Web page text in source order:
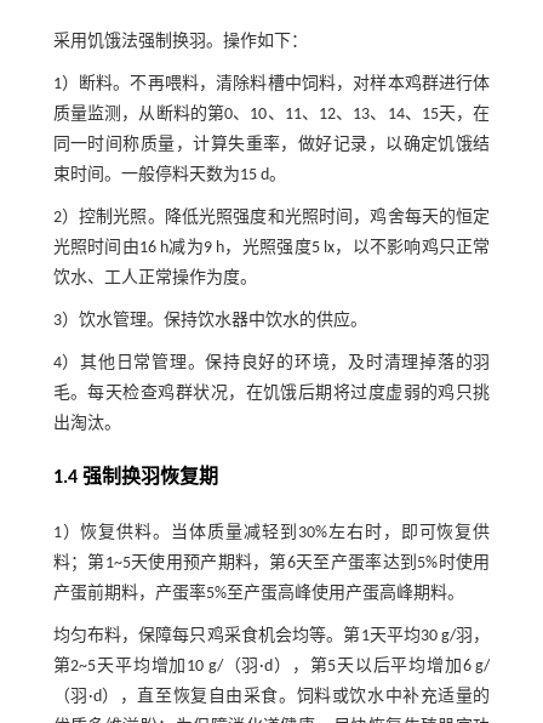
采用饥饿法强制换羽。操作如下：
1）断料。不再喂料，清除料槽中饲料，对样本鸡群进行体
质量监测，从断料的第0、10、11、12、13、14、15天，在
同一时间称质量，计算失重率，做好记录，以确定饥饿结
束时间。一般停料天数为15 d。
2）控制光照。降低光照强度和光照时间，鸡舍每天的恒定
光照时间由16 h减为9 h，光照强度5 lx，以不影响鸡只正常
饮水、工人正常操作为度。
3）饮水管理。保持饮水器中饮水的供应。
4）其他日常管理。保持良好的环境，及时清理掉落的羽
毛。每天检查鸡群状况，在饥饿后期将过度虚弱的鸡只挑
出淘汰。
1.4 强制换羽恢复期
1）恢复供料。当体质量减轻到30%左右时，即可恢复供
料；第1~5天使用预产期料，第6天至产蛋率达到5%时使用
产蛋前期料，产蛋率5%至产蛋高峰使用产蛋高峰期料。
均匀布料，保障每只鸡采食机会均等。第1天平均30 g/羽，
第2~5天平均增加10 g/（羽·d），第5天以后平均增加6 g/
（羽·d），直至恢复自由采食。饲料或饮水中补充适量的